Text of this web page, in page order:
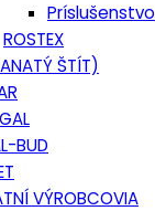
Príslušenstvo
ROSTEX
ŠTÍT)
BUD
VÝROBCOVIA